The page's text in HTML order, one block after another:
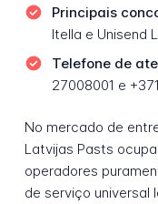
Principais
Itella e Unisend
Telefone de
27008001 e
No mercado de
Latvijas Pasts
operadores
de serviço universal